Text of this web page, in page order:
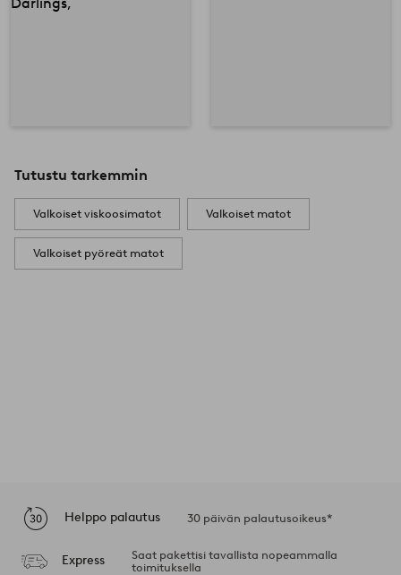
Tutustu tarkemmin
Valkoiset viskoosimatot Valkoiset matot
Valkoiset pyöreät matot
Helppo palautus 30 päivän palautusoikeus*
Express
Saat pakettisi tavallista nopeammalla
toimituksella